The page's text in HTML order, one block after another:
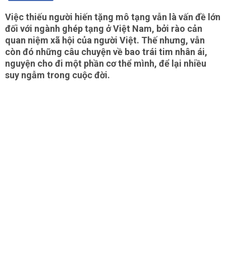
Việc thiếu người hiến tặng mô tạng vẫn là vấn đề lớn
đối với ngành ghép tạng ở Việt Nam, bởi rào cản
quan niệm xã hội của người Việt. Thế nhưng, vẫn
còn đó những câu chuyện về bao trái tim nhân ái,
nguyện cho đi một phần cơ thể mình, để lại nhiều
suy ngẫm trong cuộc đời.